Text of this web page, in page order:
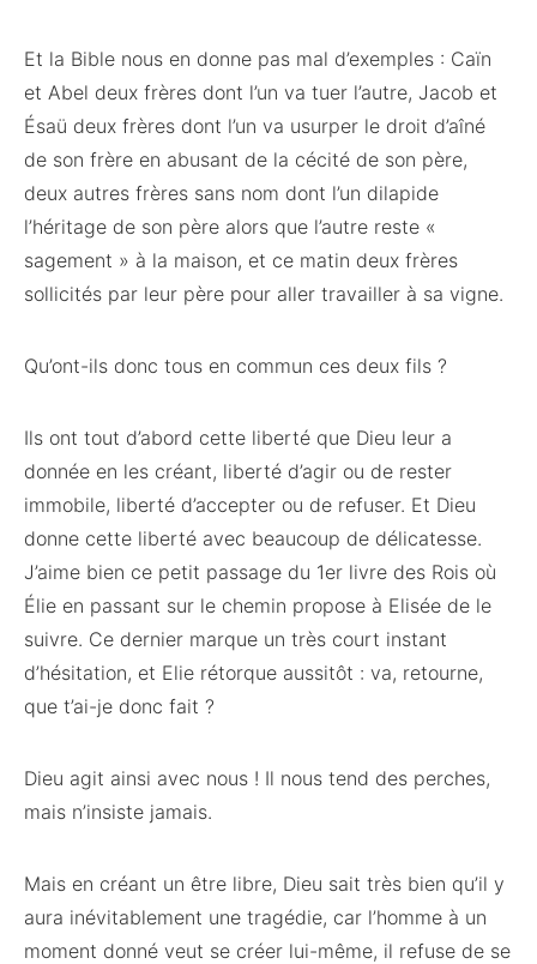
Et la Bible nous en donne pas mal d’exemples : Caïn
et Abel deux frères dont l’un va tuer l’autre, Jacob et
Ésaü deux frères dont l’un va usurper le droit d’aîné
de son frère en abusant de la cécité de son père,
deux autres frères sans nom dont l’un dilapide
l’héritage de son père alors que l’autre reste «
sagement » à la maison, et ce matin deux frères
sollicités par leur père pour aller travailler à sa vigne.
Qu’ont-ils donc tous en commun ces deux fils ?
Ils ont tout d’abord cette liberté que Dieu leur a
donnée en les créant, liberté d’agir ou de rester
immobile, liberté d’accepter ou de refuser. Et Dieu
donne cette liberté avec beaucoup de délicatesse.
J’aime bien ce petit passage du 1er livre des Rois où
Élie en passant sur le chemin propose à Elisée de le
suivre. Ce dernier marque un très court instant
d’hésitation, et Elie rétorque aussitôt : va, retourne,
que t’ai-je donc fait ?
Dieu agit ainsi avec nous ! Il nous tend des perches,
mais n’insiste jamais.
Mais en créant un être libre, Dieu sait très bien qu’il y
aura inévitablement une tragédie, car l’homme à un
moment donné veut se créer lui-même, il refuse de se